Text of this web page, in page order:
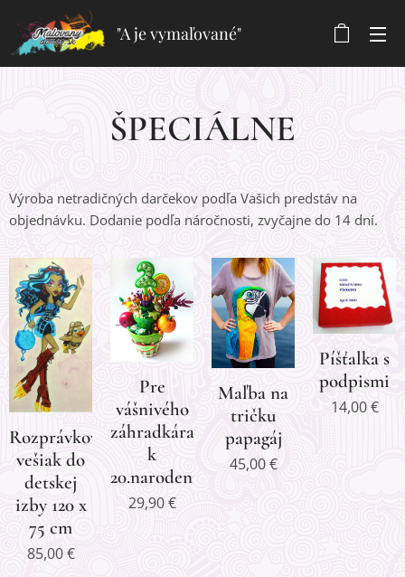
"A je vymaľované"
ŠPECIÁLNE
Výroba netradičných darčekov podľa Vašich predstáv na
objednávku. Dodanie podľa náročnosti, zvyčajne do 14 dní.
Rozprávkový
vešiak do
detskej
izby 120 x
75 cm
85,00€
Pre
vášnivého
záhradkára
k
20.narodeninám
29,90€
Maľba na
tričku
papagáj
45,00€
Píšťalka s
podpismi
14,00€